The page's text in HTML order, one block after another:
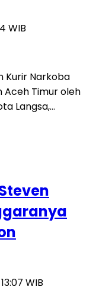
WIB
Kurir Narkoba
Aceh Timur oleh
Langsa,…
WIB